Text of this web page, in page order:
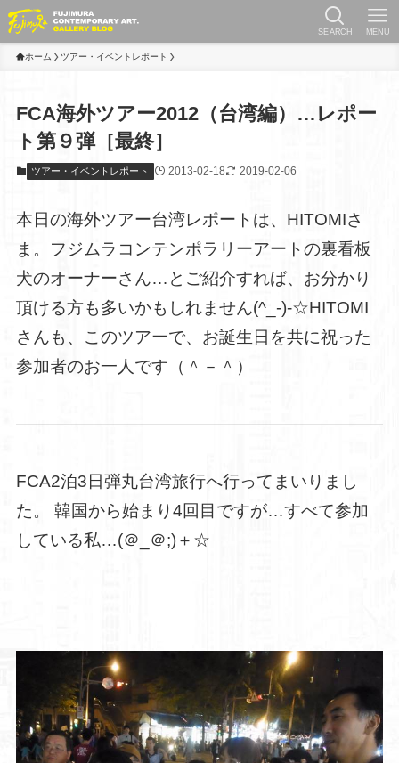
SEARCH MENU
ホーム ツアー・イベントレポート
FCA海外ツアー2012（台湾編）…レポー
ト第９弾［最終］
ツアー・イベントレポート 2013-02-18 2019-02-06
本日の海外ツアー台湾レポートは、HITOMIさ
ま。フジムラコンテンポラリーアートの裏看板
犬のオーナーさん…とご紹介すれば、お分かり
頂ける方も多いかもしれません(^_-)-☆HITOMI
さんも、このツアーで、お誕生日を共に祝った
参加者のお一人です（＾－＾）
FCA2泊3日弾丸台湾旅行へ行ってまいりまし
た。 韓国から始まり4回目ですが…すべて参加
している私…(＠_＠;)＋☆